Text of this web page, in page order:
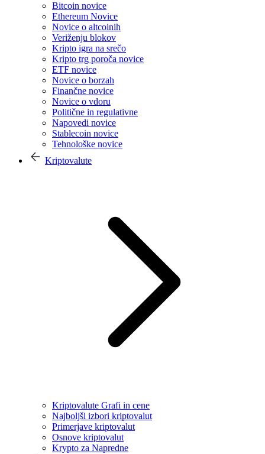
Bitcoin novice
Ethereum Novice
Novice o altcoinih
Veriženju blokov
Kripto igra na srečo
Kripto trg poroča novice
ETF novice
Novice o borzah
Finančne novice
Novice o vdoru
Politične in regulativne
Napovedi novice
Stablecoin novice
Tehnološke novice
Kriptovalute
Kriptovalute Grafi in cene
Najboljši izbori kriptovalut
Primerjave kriptovalut
Osnove kriptovalut
Krypto za Napredne